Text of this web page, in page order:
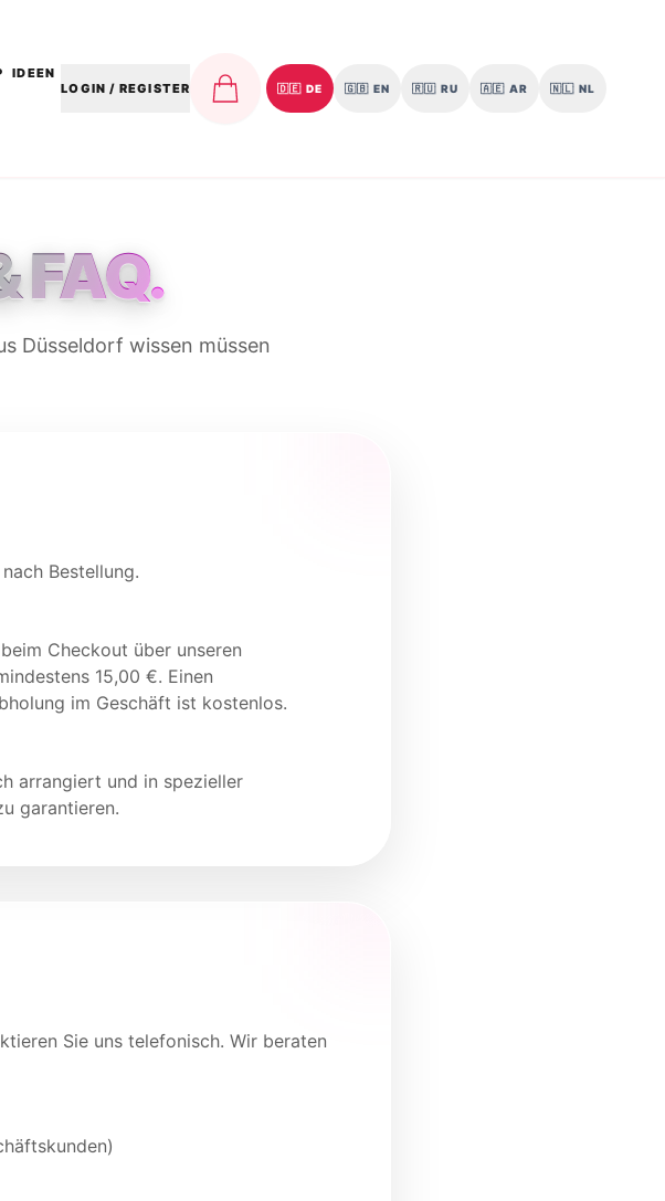
IDEEN
LOGIN / REGISTER
🇩🇪 DE 🇬🇧 EN 🇷🇺 RU 🇦🇪 AR 🇳🇱 NL
FAQ.
Düsseldorf wissen müssen
Bestellung.
Checkout über unseren
15,00 €. Einen
im Geschäft ist kostenlos.
arrangiert und in spezieller
garantieren.
Sie uns telefonisch. Wir beraten